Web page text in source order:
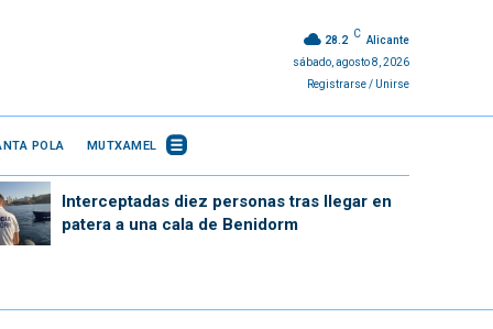
28.2
C
Alicante
sábado, agosto 8, 2026
Registrarse / Unirse
POLA MUTXAMEL
Interceptadas diez personas tras llegar en
patera a una cala de Benidorm